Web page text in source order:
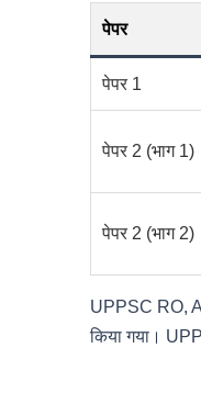
पेपर
पेपर 1
पेपर 2 (भाग 1)
पेपर 2 (भाग 2)
UPPSC RO,
किया गया।